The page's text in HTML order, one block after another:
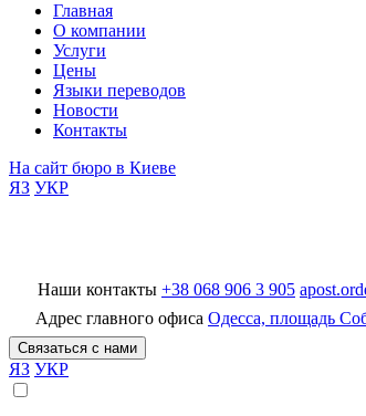
Главная
О компании
Услуги
Цены
Языки переводов
Новости
Контакты
На сайт бюро в Киеве
ЯЗ УКР
БП Апостроф
Наши контакты +38 068 906 3 905
Адрес главного офиса Одесса, площадь
Связаться с нами
ЯЗ УКР